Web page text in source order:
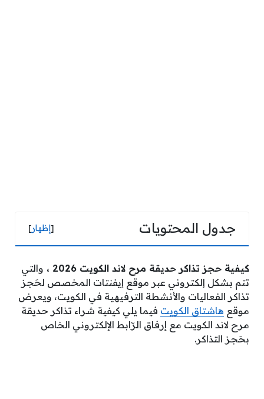
جدول المحتويات [إظهار]
كيفية حجز تذاكر حديقة مرح لاند الكويت 2026 ،
والتي
تتم بشكل إلكتروني عبر موقع إيفنتات المخصص لحَجز
تذاكر الفعاليات والأنشطة الترفيهية في الكويت، ويعرض
موقع هاشتاق الكويت فيما يلي كيفية شراء تذاكر حديقة
مرح لاند الكويت مع إرفاق الرّابط الإلكتروني الخاص
بحَجز التذاكر.